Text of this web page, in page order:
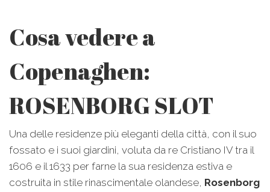
Cosa vedere a
Copenaghen:
ROSENBORG SLOT
Una delle residenze più eleganti della città, con il suo
fossato e i suoi giardini, voluta da re Cristiano IV tra il
1606 e il 1633 per farne la sua residenza estiva e
costruita in stile rinascimentale olandese, Rosenborg